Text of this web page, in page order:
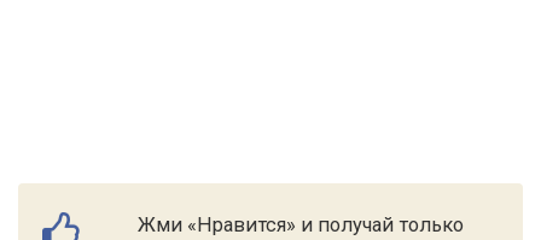
Жми «Нравится» и получай только